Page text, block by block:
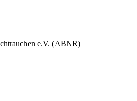
e.V. (ABNR)